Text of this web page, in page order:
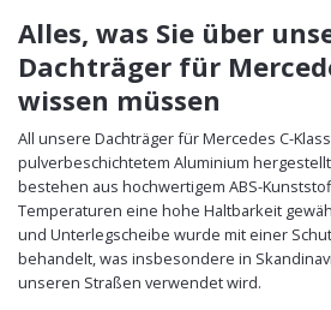
Alles, was Sie über
Dachträger für
wissen müssen
All unsere Dachträger für Mercedes C-
pulverbeschichtetem Aluminium
bestehen aus hochwertigem ABS-
Temperaturen eine hohe Haltbarkeit
und Unterlegscheibe wurde mit einer
behandelt, was insbesondere in
unseren Straßen verwendet wird.